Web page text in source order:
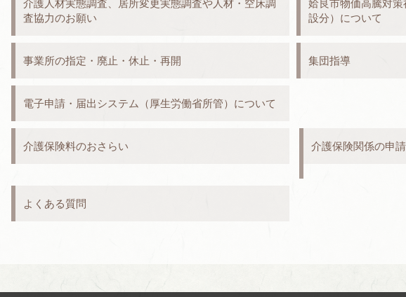
介護人材実態調査、居所変更実態調査や人材・空床調
査協力のお願い
姶良市物価高騰対
設分）について
事業所の指定・廃止・休止・再開 集団指導
電子申請・届出システム（厚生労働省所管）について
介護保険料のおさらい 介護保険関係の申
よくある質問